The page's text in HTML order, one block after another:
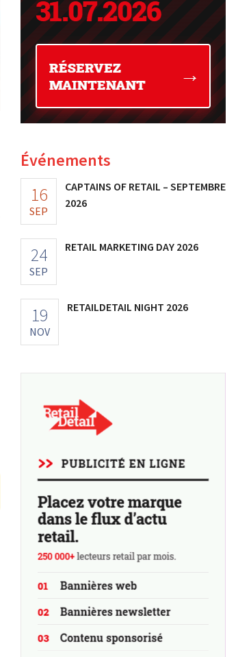
Événements
16
SEP
CAPTAINS OF RETAIL – SEPTEMBRE
2026
24
SEP
RETAIL MARKETING DAY 2026
19
NOV
RETAILDETAIL NIGHT 2026